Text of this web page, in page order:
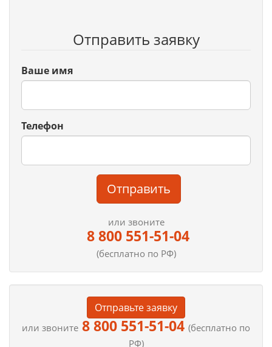
Отправить заявку
Ваше имя
Телефон
Отправить
или звоните
8 800 551-51-04
(бесплатно по РФ)
Отправьте заявку
или звоните 8 800 551-51-04 (бесплатно по
РФ)